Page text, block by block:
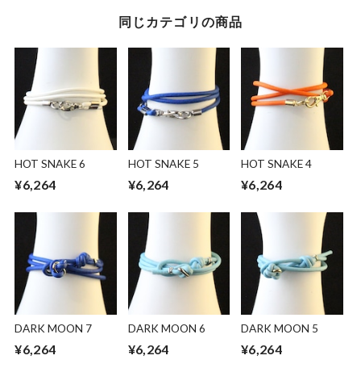
同じカテゴリの商品
HOT SNAKE 6
¥6,264
HOT SNAKE 5
¥6,264
HOT SNAKE 4
¥6,264
DARK MOON 7
¥6,264
DARK MOON 6
¥6,264
DARK MOON 5
¥6,264